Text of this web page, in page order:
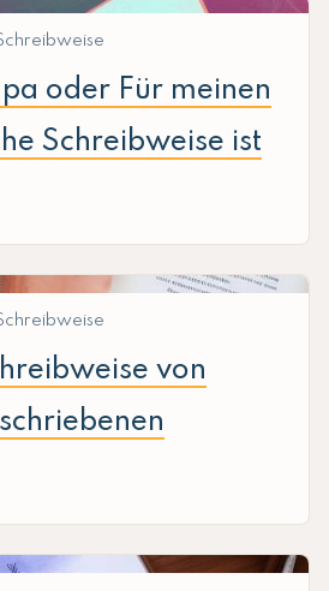
oder Für meinen
Schreibweise ist
von